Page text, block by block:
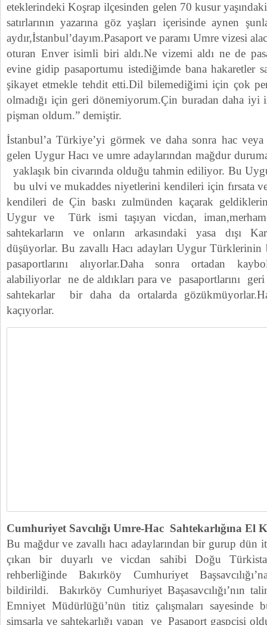
eteklerindeki Koşrap ilçesinden gelen 70 kusur
satırlarının yazarına göz yaşları içerisinde aynen
aydır,İstanbul’dayım.Pasaport ve paramı Umre vizesi
oturan Enver isimli biri aldı.Ne vizemi aldı ne de
evine gidip pasaportumu istediğimde bana hakaretler
şikayet etmekle tehdit etti.Dil bilemediğimi için çok
olmadığı için geri dönemiyorum.Çin buradan daha
pişman oldum.” demiştir.
İstanbul’a Türkiye’yi görmek ve daha sonra hac
gelen Uygur Hacı ve umre adaylarından mağdur
yaklaşık bin civarında olduğu tahmin ediliyor. Bu
bu ulvi ve mukaddes niyetlerini kendileri için fırsata
kendileri de Çin baskı zulmünden kaçarak
Uygur ve Türk ismi taşıyan vicdan,
sahtekarların ve onların arkasındaki yasa dışı
düşüyorlar. Bu zavallı Hacı adayları Uygur Türklerinin
pasaportlarını alıyorlar.Daha sonra ortadan
alabiliyorlar ne de aldıkları para ve pasaportlarını
sahtekarlar bir daha da ortalarda
kaçıyorlar.
Cumhuriyet Savcılığı Umre-Hac Sahtekarlığına El
Bu mağdur ve zavallı hacı adaylarından bir gurup dün
çıkan bir duyarlı ve vicdan sahibi Doğu
rehberliğinde Bakırköy Cumhuriyet
bildirildi. Bakırköy Cumhuriyet Başasavcılığı’nın
Emniyet Müdürlüğü’nün titiz çalışmaları
simsarla ve sahtekarlığı yapan ve Pasaport gaspçisi